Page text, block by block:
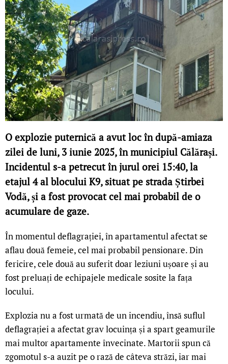
O explozie puternică a avut loc în după-amiaza
zilei de luni, 3 iunie 2025, în municipiul Călărași.
Incidentul s-a petrecut în jurul orei 15:40, la
etajul 4 al blocului K9, situat pe strada Știrbei
Vodă, și a fost provocat cel mai probabil de o
acumulare de gaze.
În momentul deflagrației, în apartamentul afectat se
aflau două femeie, cel mai probabil pensionare. Din
fericire, cele două au suferit doar leziuni ușoare și au
fost preluați de echipajele medicale sosite la fața
locului.
Explozia nu a fost urmată de un incendiu, însă suflul
deflagrației a afectat grav locuința și a spart geamurile
mai multor apartamente învecinate. Martorii spun că
zgomotul s-a auzit pe o rază de câteva străzi, iar mai